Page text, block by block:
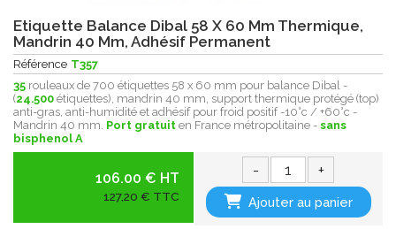
Etiquette Balance Dibal 58 X 60 Mm Thermique,
Mandrin 40 Mm, Adhésif Permanent
Référence T357
35 rouleaux de 700 étiquettes 58 x 60 mm pour balance Dibal -
(24.500 étiquettes), mandrin 40 mm, support thermique protégé (top)
anti-gras, anti-humidité et adhésif pour froid positif -10°c / +60°c -
Mandrin 40 mm. Port gratuit en France métropolitaine - sans
bisphenol A
106.00 € HT
127,20 € TTC
- +
Ajouter au panier